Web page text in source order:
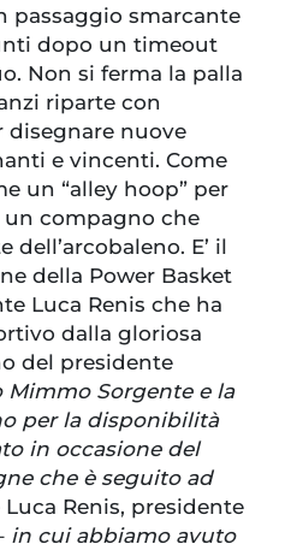
passaggio smarcante
dopo un timeout
Non si ferma la palla
riparte con
disegnare nuove
e vincenti. Come
un “alley hoop” per
un compagno che
dell’arcobaleno. E’ il
della Power Basket
Luca Renis che ha
dalla gloriosa
del presidente
Mimmo Sorgente e la
per la disponibilità
in occasione del
che è seguito ad
Renis, presidente
in cui abbiamo avuto